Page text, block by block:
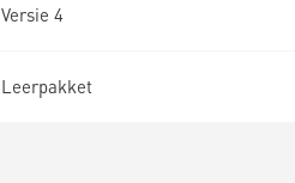
Versie 4
Leerpakket